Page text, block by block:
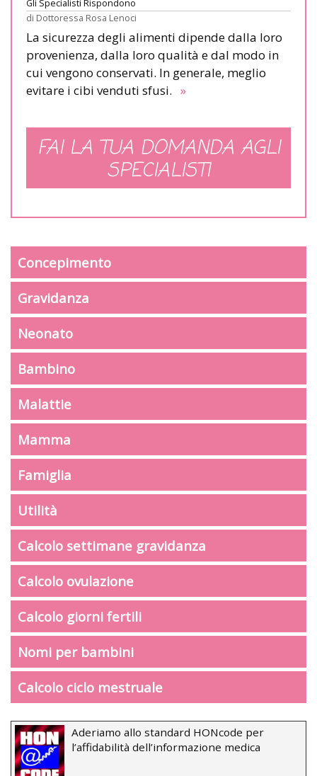
di Dottoressa Rosa Lenoci
La sicurezza degli alimenti dipende dalla loro
provenienza, dalla loro qualità e dal modo in
cui vengono conservati. In generale, meglio
evitare i cibi venduti sfusi. »
FAI LA TUA DOMANDA AGLI
SPECIALISTI
Concepimento
Gravidanza
Neonato
Bambino
Malattie
Mamma
Famiglia
Utilità
Calcolo settimane gravidanza
Calcolo ovulazione
Calcolo giorni fertili
Nomi per bambini
Calcolo ciclo mestruale
Aderiamo allo standard HONcode per
l’affidabilità dell’informazione medica